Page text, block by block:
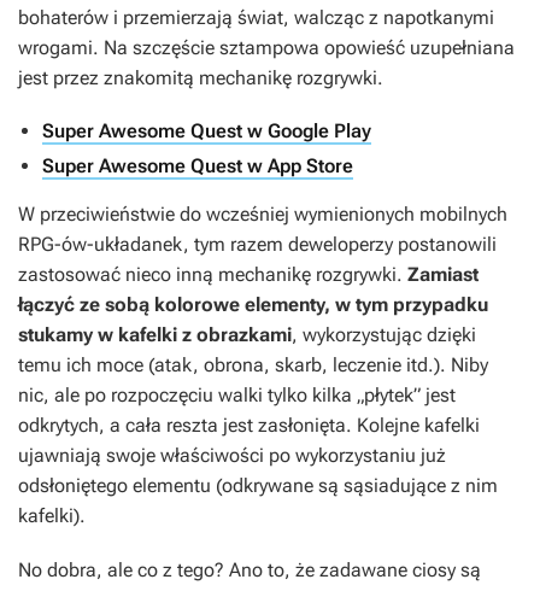
bohaterów i przemierzają świat, walcząc z napotkanymi
wrogami. Na szczęście sztampowa opowieść uzupełniana
jest przez znakomitą mechanikę rozgrywki.
Super Awesome Quest w Google Play
Super Awesome Quest w App Store
W przeciwieństwie do wcześniej wymienionych mobilnych
RPG-ów-układanek, tym razem deweloperzy postanowili
zastosować nieco inną mechanikę rozgrywki. Zamiast
łączyć ze sobą kolorowe elementy, w tym przypadku
stukamy w kafelki z obrazkami, wykorzystując dzięki
temu ich moce (atak, obrona, skarb, leczenie itd.). Niby
nic, ale po rozpoczęciu walki tylko kilka „płytek” jest
odkrytych, a cała reszta jest zasłonięta. Kolejne kafelki
ujawniają swoje właściwości po wykorzystaniu już
odsłoniętego elementu (odkrywane są sąsiadujące z nim
kafelki).
No dobra, ale co z tego? Ano to, że zadawane ciosy są